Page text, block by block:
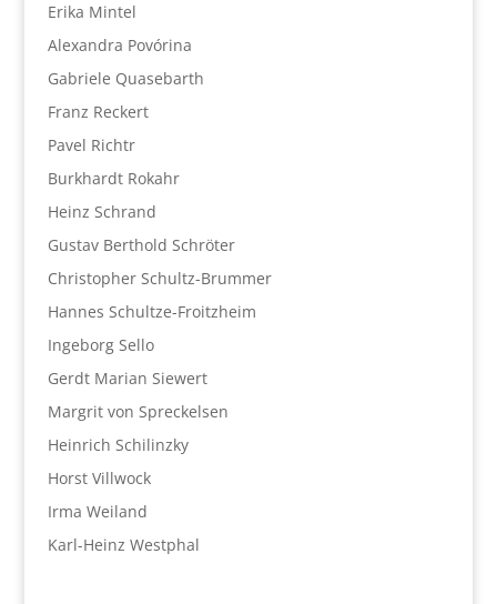
Erika Mintel
Alexandra Povórina
Gabriele Quasebarth
Franz Reckert
Pavel Richtr
Burkhardt Rokahr
Heinz Schrand
Gustav Berthold Schröter
Christopher Schultz-Brummer
Hannes Schultze-Froitzheim
Ingeborg Sello
Gerdt Marian Siewert
Margrit von Spreckelsen
Heinrich Schilinzky
Horst Villwock
Irma Weiland
Karl-Heinz Westphal